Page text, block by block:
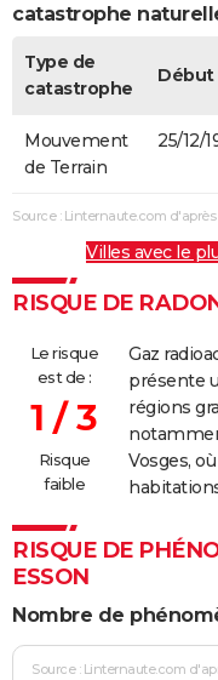
catastrophe
Type de
catastrophe
Début
Mouvement
de Terrain
25/12/
Source : Linternaute.com
Villes avec le
RISQUE DE
Le risque
est de :
1 / 3
Risque
faible
Gaz
présente
régions
Vosges,
RISQUE DE
ESSON
Nombre de
Source : Linternaute.com